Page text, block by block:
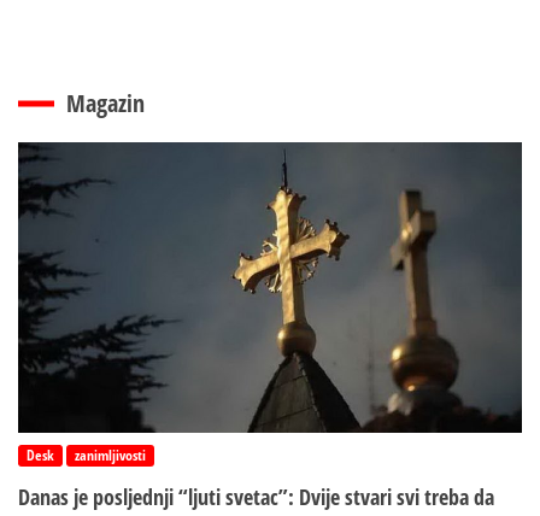
Magazin
Desk zanimljivosti
Danas je posljednji “ljuti svetac”: Dvije stvari svi treba da